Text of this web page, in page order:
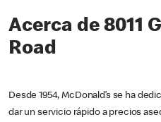
Acerca de 8011
Road
Desde 1954, McDonald’s se ha
dar un servicio rápido a precios